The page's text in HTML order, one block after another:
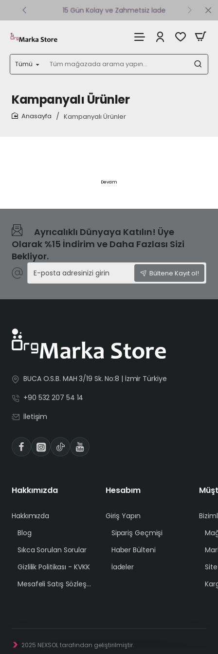
15 Gün Kolay ve Zahmetsiz İade
Tümü
Tüm
mağazada
yapın...
Kampanyalı Ürünler
Kampanyalı Ürünler
Devam
Ayrıcalıklı Dünyaya Katılın! Üye
Olarak %15 İndirim ve Daha Fazlası Sizi
Bekliyor.
E-
posta
adresinizi
Bültene Kayıt ol!
BUCA O.S.B. MAH 3/19 Sk. No:8 | İzmir Türkiye
+90 532 207 54 14
İletişim
Hakkımızda
Hakkımızda
Blog
Sıkca Sorulan Sorular
Gizlilik Politikası - KVKK
Mesafeli Satış Sözleşmesi
Hesabım
Giriş Yapın
Sipariş Geçmişi
Haber Bülteni
İadeler
2025 NEXSOL tarafından geliştirilmiştir.